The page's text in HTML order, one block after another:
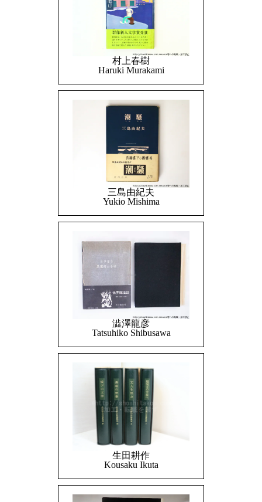
村上春樹
Haruki Murakami
三島由紀夫
Yukio Mishima
澁澤龍彦
Tatsuhiko Shibusawa
生田耕作
Kousaku Ikuta